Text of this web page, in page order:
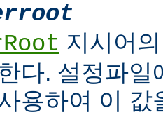
지시어
다. 설정파
용하여 이 값